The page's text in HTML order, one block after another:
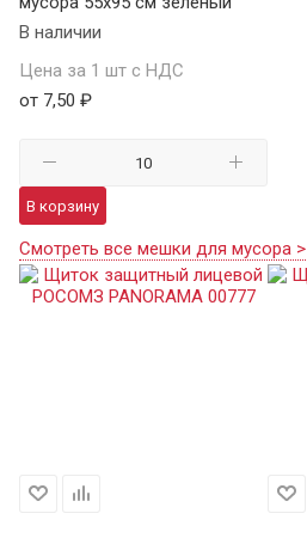
В наличии
Цена за 1 шт с НДС
от 7,50 ₽
В корзину
Смотреть все мешки для мусора >